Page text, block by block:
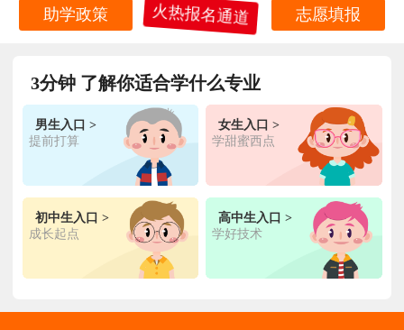
助学政策 火热报名通道 志愿填报
3分钟 了解你适合学什么专业
男生入口 >
提前打算
女生入口 >
学甜蜜西点
初中生入口 >
成长起点
高中生入口 >
学好技术